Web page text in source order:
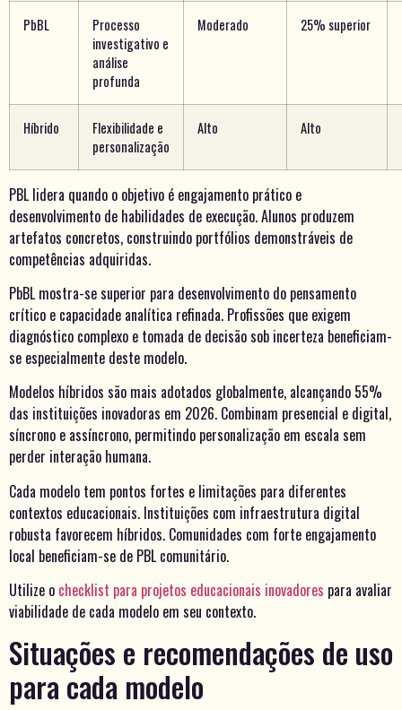
PbBL
Processo
investigativo e
análise
profunda
Moderado 25% superior
Híbrido
Flexibilidade e
personalização
Alto Alto
PBL lidera quando o objetivo é engajamento prático e
desenvolvimento de habilidades de execução. Alunos produzem
artefatos concretos, construindo portfólios demonstráveis de
competências adquiridas.
PbBL mostra-se superior para desenvolvimento do pensamento
crítico e capacidade analítica refinada. Profissões que exigem
diagnóstico complexo e tomada de decisão sob incerteza beneficiam-
se especialmente deste modelo.
Modelos híbridos são mais adotados globalmente, alcançando 55%
das instituições inovadoras em 2026. Combinam presencial e digital,
síncrono e assíncrono, permitindo personalização em escala sem
perder interação humana.
Cada modelo tem pontos fortes e limitações para diferentes
contextos educacionais. Instituições com infraestrutura digital
robusta favorecem híbridos. Comunidades com forte engajamento
local beneficiam-se de PBL comunitário.
Utilize o checklist para projetos educacionais inovadores para avaliar
viabilidade de cada modelo em seu contexto.
Situações e recomendações de uso
para cada modelo